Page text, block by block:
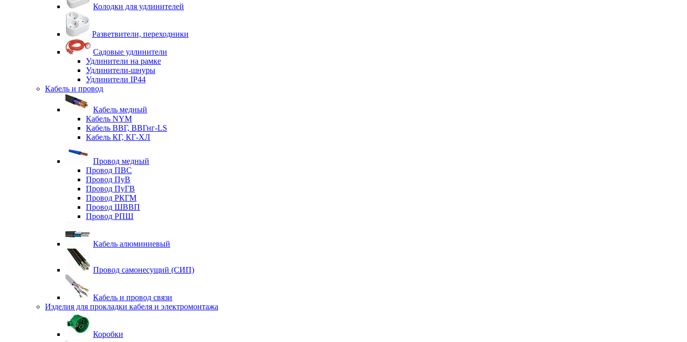
Колодки для удлинителей
Разветвители, переходники
Садовые удлинители
Удлинители на рамке
Удлинители-шнуры
Удлинители IP44
Кабель и провод
Кабель медный
Кабель NYM
Кабель ВВГ, ВВГнг-LS
Кабель КГ, КГ-ХЛ
Провод медный
Провод ПВС
Провод ПуВ
Провод ПуГВ
Провод РКГМ
Провод ШВВП
Провод РПШ
Кабель алюминиевый
Провод самонесущий (СИП)
Кабель и провод связи
Изделия для прокладки кабеля и электромонтажа
Коробки